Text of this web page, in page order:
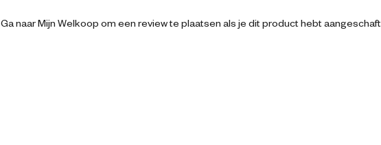
Ga naar Mijn Welkoop om een review te plaatsen als je dit product hebt aangeschaft.